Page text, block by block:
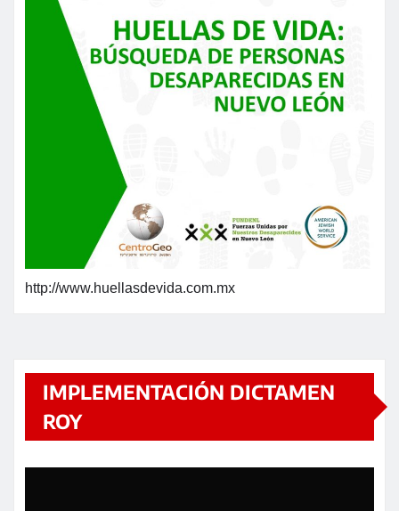
http://www.huellasdevida.com.mx
IMPLEMENTACIÓN DICTAMEN
ROY